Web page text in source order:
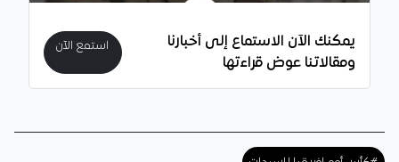
يمكنك الآن الاستماع إلى أخبارنا
ومقالاتنا عوض قراءتها
استمع الآن